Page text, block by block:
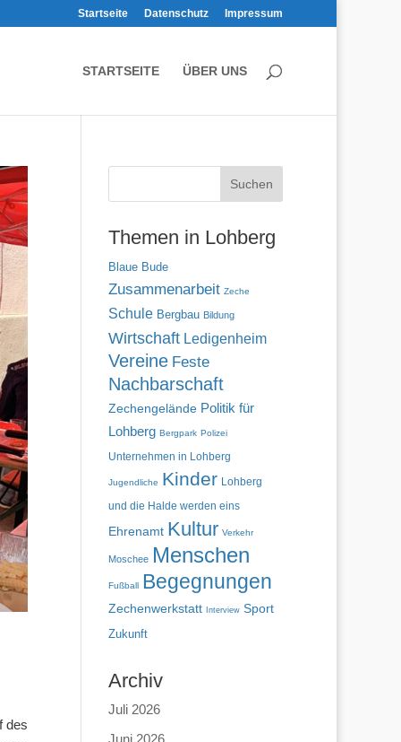
Startseite Datenschutz Impressum
STARTSEITE ÜBER UNS
des
Themen in Lohberg
Blaue Bude
Zusammenarbeit Zeche
Schule Bergbau Bildung
Wirtschaft Ledigenheim
Vereine Feste
Nachbarschaft
Zechengelände Politik für
Lohberg Bergpark Polizei
Unternehmen in Lohberg
Jugendliche Kinder Lohberg
und die Halde werden eins
Ehrenamt Kultur Verkehr
Moschee Menschen
Fußball Begegnungen
Zechenwerkstatt Interview Sport
Zukunft
Archiv
Juli 2026
Juni 2026